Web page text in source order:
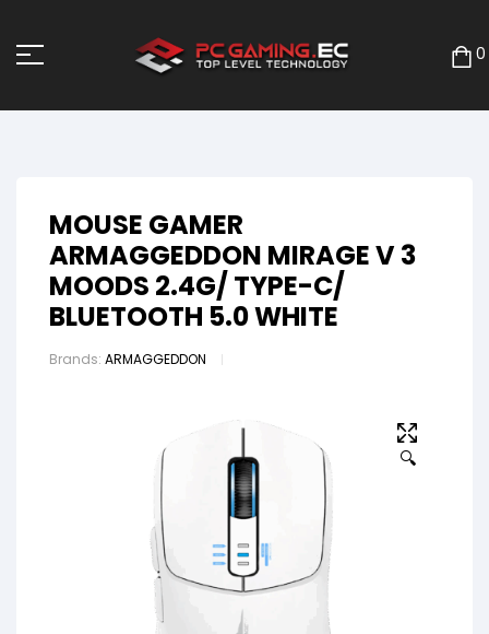
0
MOUSE GAMER
ARMAGGEDDON MIRAGE V 3
MOODS 2.4G/ TYPE-C/
BLUETOOTH 5.0 WHITE
Brands: ARMAGGEDDON
🔍